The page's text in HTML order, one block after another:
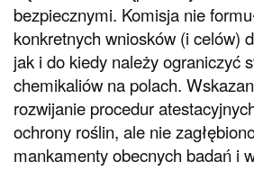
bezpiecznymi. Komisja nie
konkretnych wniosków (i celów)
jak i do kiedy należy ograniczyć
chemikaliów na polach.
rozwijanie procedur
ochrony roślin, ale nie
mankamenty obecnych badań i